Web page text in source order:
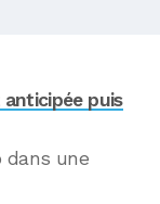
anticipée puis
dans une